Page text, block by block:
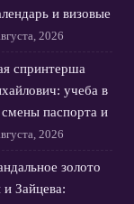
и визовые
2026
спринтерша
учеба в
паспорта и
2026
золото
Зайцева: